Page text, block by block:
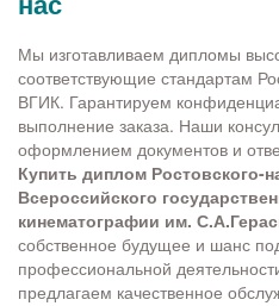
Мы изготавливаем дипломы
соответствующие стандартам
ВГИК. Гарантируем
выполнение заказа. Наши
оформлением документов и
Купить диплом Ростовского-
Всероссийского
кинематографии им.
собственное будущее и шанс
профессиональной
предлагаем качественное